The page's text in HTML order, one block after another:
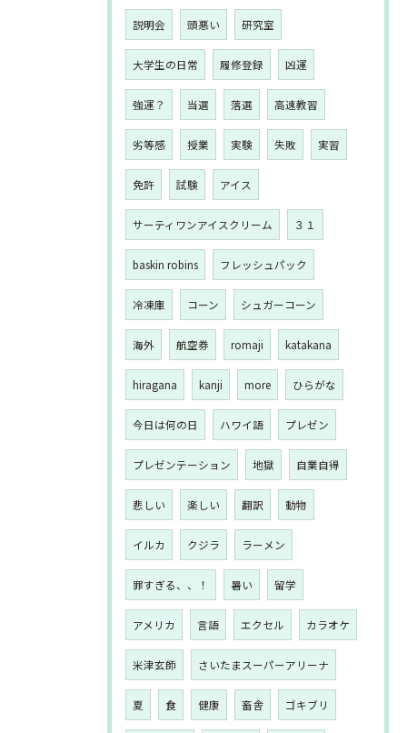
説明会 頭悪い 研究室
大学生の日常 履修登録 凶運
強運？ 当選 落選 高速教習
劣等感 授業 実験 失敗 実習
免許 試験 アイス
サーティワンアイスクリーム ３１
baskin robins フレッシュパック
冷凍庫 コーン シュガーコーン
海外 航空券 romaji katakana
hiragana kanji more ひらがな
今日は何の日 ハワイ語 プレゼン
プレゼンテーション 地獄 自業自得
悲しい 楽しい 翻訳 動物
イルカ クジラ ラーメン
罪すぎる、、！ 暑い 留学
アメリカ 言語 エクセル カラオケ
米津玄師 さいたまスーパーアリーナ
夏 食 健康 畜舎 ゴキブリ